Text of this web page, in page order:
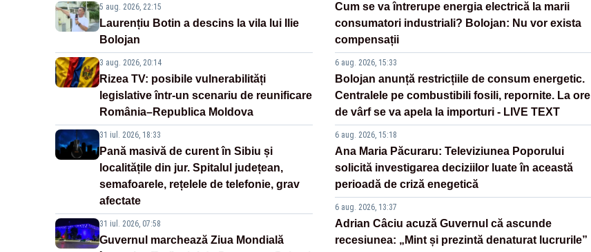
5 aug. 2026, 22:15
Laurențiu Botin a descins la vila lui Ilie
Bolojan
3 aug. 2026, 20:14
Rizea TV: posibile vulnerabilități
legislative într-un scenariu de reunificare
România–Republica Moldova
31 iul. 2026, 18:33
Pană masivă de curent în Sibiu și
localitățile din jur. Spitalul județean,
semafoarele, rețelele de telefonie, grav
afectate
31 iul. 2026, 07:58
Guvernul marchează Ziua Mondială
Cum se va întrerupe energia electrică la marii
consumatori industriali? Bolojan: Nu vor exista
compensații
6 aug. 2026, 15:33
Bolojan anunță restricțiile de consum energetic.
Centralele pe combustibili fosili, repornite. La ore
de vârf se va apela la importuri - LIVE TEXT
6 aug. 2026, 15:18
Ana Maria Păcuraru: Televiziunea Poporului
solicită investigarea deciziilor luate în această
perioadă de criză enegetică
6 aug. 2026, 13:37
Adrian Câciu acuză Guvernul că ascunde
recesiunea: „Mint și prezintă denaturat lucrurile”